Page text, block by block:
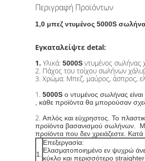
Περιγραφή Προϊόντων
1,0 μπεζ ντυμένος 5000S
Εγκαταλείψτε detal:
1. Υλικά: 5000S ντυμένος σωλήνας
2. Πάχος του τοίχου σωλήνων
3. Χρώμα: Μπεζ, μαύρος, άσπρος,
1. 5000S ο ντυμένος σωλήνας
, κάθε προϊόντα θα μπορούσαν
2. Απλός και εύχρηστος. Το
προϊόντα βασανισμού σωλήνων.
προϊόντα που δεν χρειάζεστε. Κατά
1.
Επεξεργασία:
Ελασματοποιημένο εν ψυχρώ
κύκλο και περισσότερο